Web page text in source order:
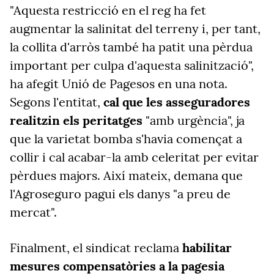
"Aquesta restricció en el reg ha fet
augmentar la salinitat del terreny i, per tant,
la collita d'arròs també ha patit una pèrdua
important per culpa d'aquesta salinització",
ha afegit Unió de Pagesos en una nota.
Segons l'entitat, cal que les asseguradores
realitzin els peritatges "amb urgència", ja
que la varietat bomba s'havia començat a
collir i cal acabar-la amb celeritat per evitar
pèrdues majors. Així mateix, demana que
l'Agroseguro pagui els danys "a preu de
mercat".
Finalment, el sindicat reclama habilitar
mesures compensatòries a la pagesia